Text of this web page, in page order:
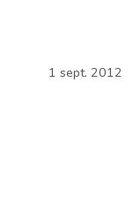
1 sept. 2012